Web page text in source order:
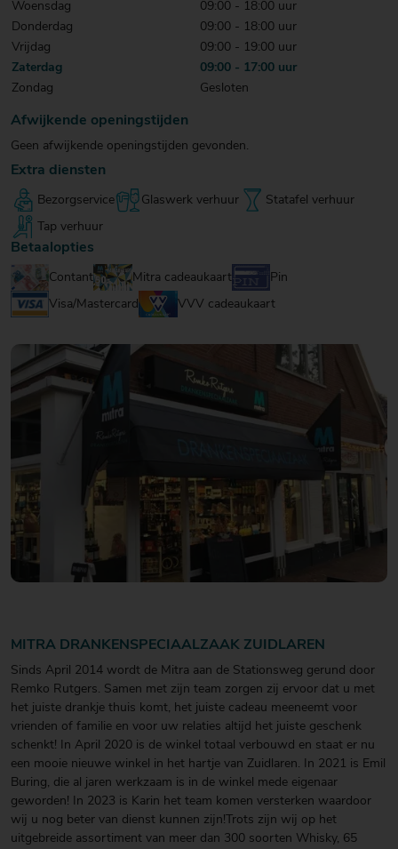
Over Mitra
Actiefolder
Voordelen Mitra Member
- €
30
Woensdag
09:00 - 18:00 uur
Donderdag
09:00 - 18:00 uur
Vrijdag
09:00 - 19:00 uur
Zaterdag
09:00 - 17:00 uur
Zondag
Gesloten
Afwijkende openingstijden
Geen afwijkende openingstijden gevonden.
Extra diensten
Bezorgservice Glaswerk verhuur
Statafel verhuur
Tap verhuur
Betaalopties
Contant Mitra cadeaukaart
Pin
Visa/Mastercard
VVV cadeaukaart
MITRA DRANKENSPECIAALZAAK ZUIDLAREN
Sinds April 2014 wordt de Mitra aan de Stationsweg gerund door
Remko Rutgers. Samen met zijn team zorgen zij ervoor dat u met
het juiste drankje thuis komt, het juiste cadeau meeneemt voor
vrienden of familie en voor uw relaties altijd het juiste geschenk
schenkt! In April 2020 is de winkel totaal verbouwd en staat er nu
een mooie nieuwe winkel in het hartje van Zuidlaren. In 2021 is Emil
Buring, die al jaren werkzaam is in de winkel mede eigenaar
geworden! In 2023 is Karin het team komen versterken waardoor
wij u nog beter van dienst kunnen zijn!Trots zijn wij op het
uitgebreide assortiment van meer dan 300 soorten Whisky, 65